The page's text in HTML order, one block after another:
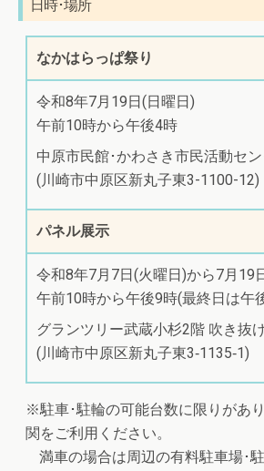
日時･場所
なかはらっぱ祭り
令和8年7月19日(日曜日)
午前10時から午後4時
中原市民館･かわさき市民活動セ
(川崎市中原区新丸子東3-1100-12)
パネル展示
令和8年7月7日(火曜日)から7月19
午前10時から午後9時(最終日は午
グランツリー武蔵小杉2階 吹き抜
(川崎市中原区新丸子東3‐1135‐1)
※駐車･駐輪の可能台数に限りがあ
関をご利用ください。
満車の場合は周辺の有料駐車場･